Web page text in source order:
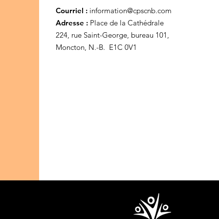
Courriel : information@cpscnb.com
Adresse : Place de la Cathédrale
224, rue Saint-George, bureau 101,
Moncton, N.-B. E1C 0V1